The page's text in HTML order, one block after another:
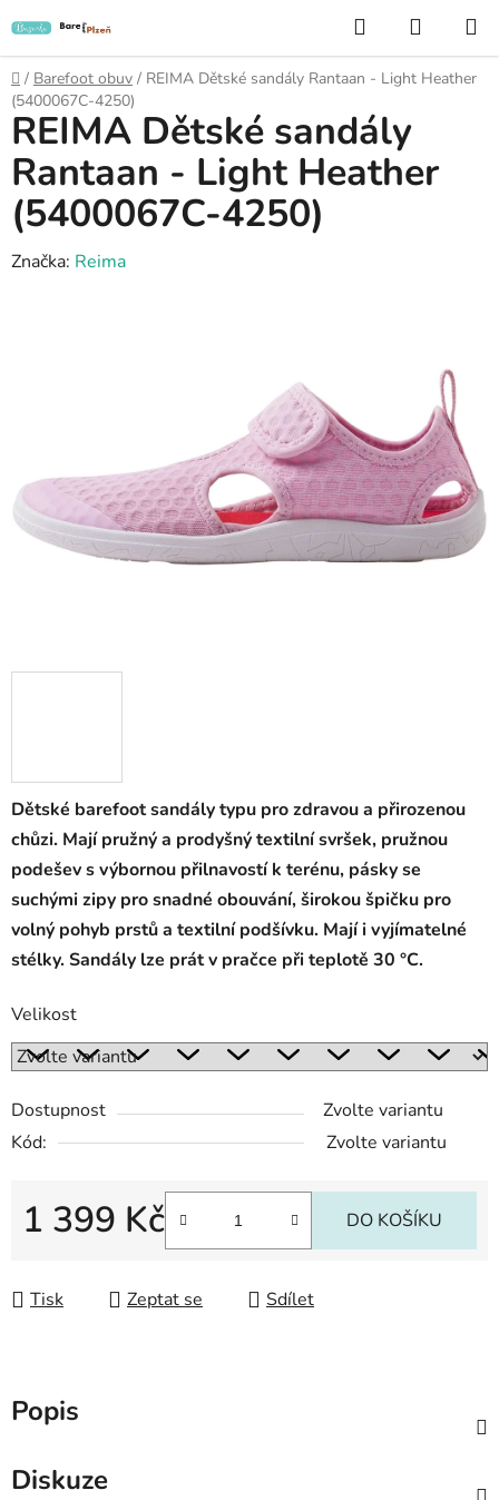
na
obsah
Hledat
KOŠÍK
Domů
/ Barefoot obuv / REIMA Dětské sandály Rantaan - Light Heather
(5400067C-4250)
Dětské barefoot sandály typu pro zdravou a přirozenou
chůzi. Mají pružný a prodyšný textilní svršek, pružnou
podešev s výbornou přilnavostí k terénu, pásky se
suchými zipy pro snadné obouvání, širokou špičku pro
volný pohyb prstů a textilní podšívku. Mají i vyjímatelné
stélky. Sandály lze prát v pračce při teplotě 30 °C.
Velikost
Dostupnost
Zvolte variantu
Kód:
Zvolte variantu
1 399 Kč DO KOŠÍKU
Tisk Zeptat se Sdílet
REIMA Dětské sandály
Rantaan - Light Heather
(5400067C-4250)
Značka: Reima
Popis
Diskuze